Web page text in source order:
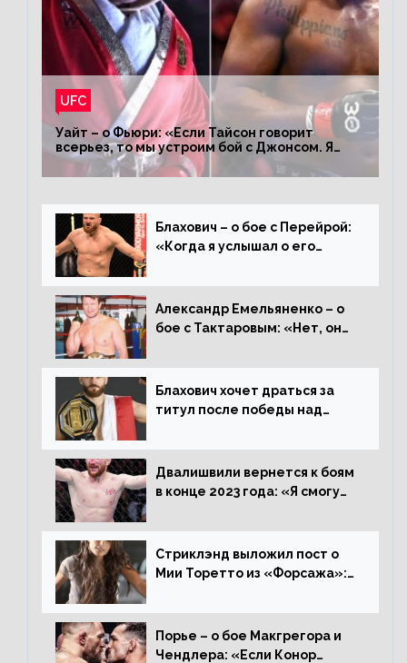
UFC
Уайт – о Фьюри: «Если Тайсон говорит
всерьез, то мы устроим бой с Джонсом. Я
заставил Флойда Мейвезера драться с
Конором»
Блахович – о бое с Перейрой:
«Когда я услышал о его
драться с ним»
Александр Емельяненко – о
бое с Тактаровым: «Нет, он
Блахович хочет драться за
титул после победы над
увезти пояс в Польшу»
Двалишвили вернется к боям
в конце 2023 года: «Я смогу
Стриклэнд выложил пост о
Мии Торетто из «Форсажа»:
смотреть этот отсталый
фильм»
Порье – о бое Макгрегора и
Чендлера: «Если Конор